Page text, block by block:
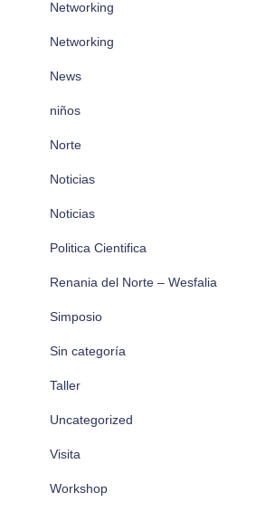
Networking
Networking
News
niños
Norte
Noticias
Noticias
Politica Cientifica
Renania del Norte – Wesfalia
Simposio
Sin categoría
Taller
Uncategorized
Visita
Workshop